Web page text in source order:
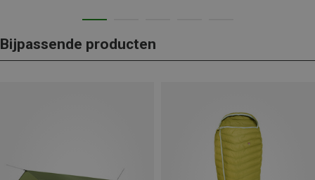
Bijpassende producten